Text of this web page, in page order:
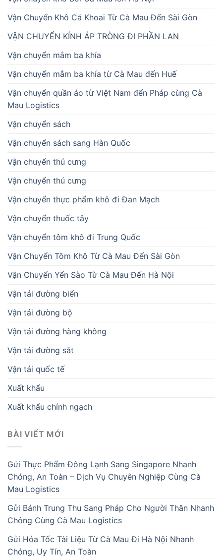
Vận Chuyển Khô Cá Khoai Từ Cà Mau Đến Sài Gòn
VẬN CHUYỂN KÍNH ÁP TRÒNG ĐI PHẦN LAN
Vận chuyển mắm ba khía
Vận chuyển mắm ba khía từ Cà Mau đến Huế
Vận chuyển quần áo từ Việt Nam đến Pháp cùng Cà
Mau Logistics
Vận chuyển sách
Vận chuyển sách sang Hàn Quốc
Vận chuyển thú cưng
Vận chuyển thú cưng
Vận chuyển thực phẩm khô đi Đan Mạch
Vận chuyển thuốc tây
Vận chuyển tôm khô đi Trung Quốc
Vận Chuyển Tôm Khô Từ Cà Mau Đến Sài Gòn
Vận Chuyển Yến Sào Từ Cà Mau Đến Hà Nội
Vận tải đường biển
Vận tải đường bộ
Vận tải đường hàng không
Vận tải đường sắt
Vận tải quốc tế
Xuất khẩu
Xuất khẩu chính ngạch
BÀI VIẾT MỚI
Gửi Thực Phẩm Đông Lạnh Sang Singapore Nhanh
Chóng, An Toàn – Dịch Vụ Chuyên Nghiệp Cùng Cà
Mau Logistics
Gửi Bánh Trung Thu Sang Pháp Cho Người Thân Nhanh
Chóng Cùng Cà Mau Logistics
Gửi Hỏa Tốc Tài Liệu Từ Cà Mau Đi Hà Nội Nhanh
Chóng, Uy Tín, An Toàn